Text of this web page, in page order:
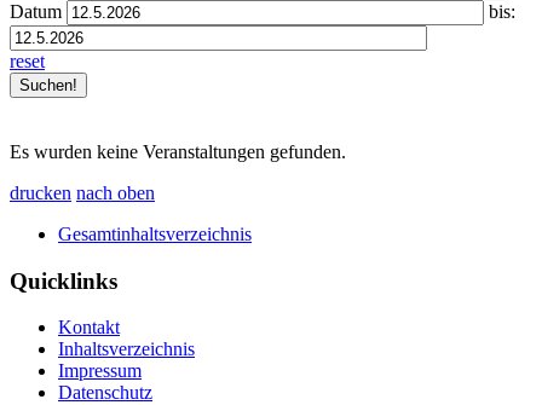
Datum
bis:
reset
Es wurden keine Veranstaltungen gefunden.
drucken nach oben
Gesamtinhaltsverzeichnis
Quicklinks
Kontakt
Inhaltsverzeichnis
Impressum
Datenschutz